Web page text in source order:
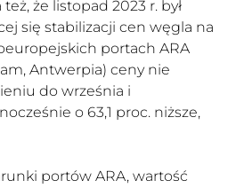
że listopad 2023 r. był
się stabilizacji cen węgla na
portach ARA
Antwerpia) ceny nie
do września i
o 63,1 proc. niższe,
portów ARA, wartość